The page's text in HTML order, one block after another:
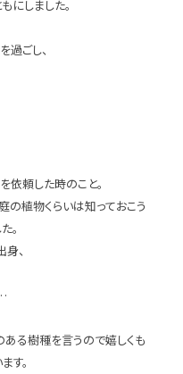
にしました。
過ごし、
頼した時のこと。
の植物くらいは知っておこう
。
、
る樹種を言うので嬉しくも
す。